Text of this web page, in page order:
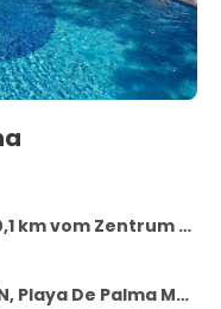
vom Zentrum entfernt
De Palma Mallo 07610